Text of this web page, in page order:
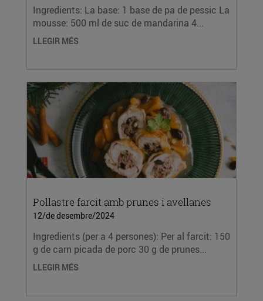
Ingredients: La base: 1 base de pa de pessic La
mousse: 500 ml de suc de mandarina 4...
LLEGIR MÉS
Pollastre farcit amb prunes i avellanes
12/de desembre/2024
Ingredients (per a 4 persones): Per al farcit: 150
g de carn picada de porc 30 g de prunes...
LLEGIR MÉS